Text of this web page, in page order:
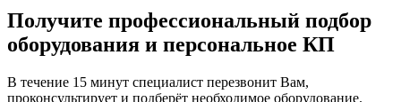
Получите профессиональный подбор
оборудования и персональное КП
В течение 15 минут специалист перезвонит Вам,
проконсультирует и подберёт необходимое оборудование.